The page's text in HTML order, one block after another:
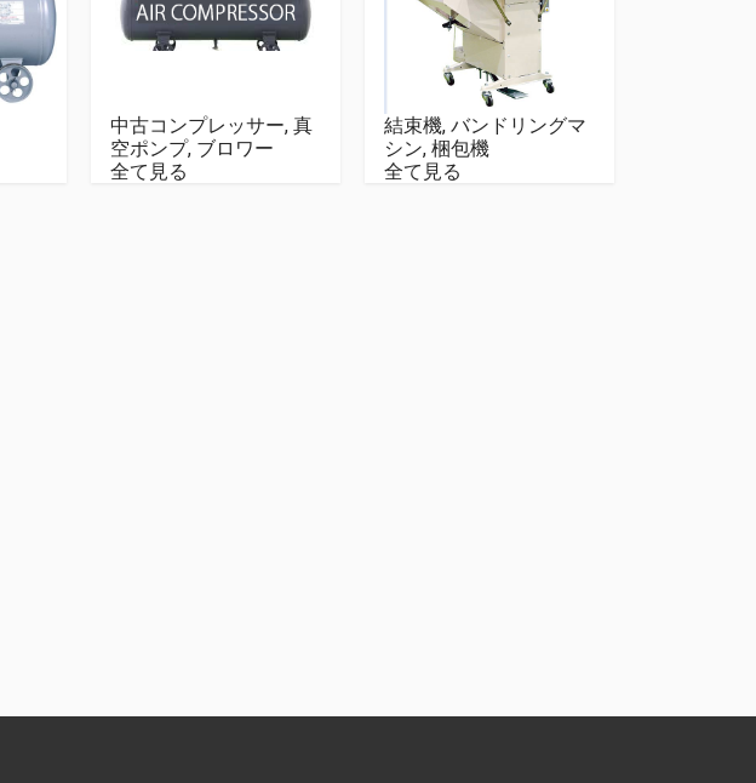
中古コンプレッサー, 真
空ポンプ, ブロワー
全て見る
結束機, バンドリングマ
シン, 梱包機
全て見る